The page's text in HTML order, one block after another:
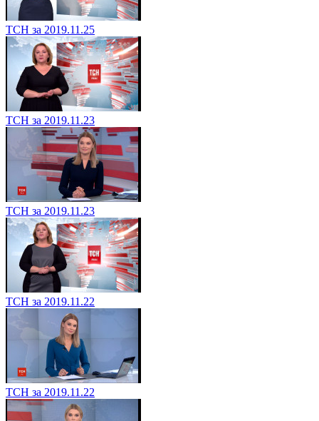
ТСН за 2019.11.25
ТСН за 2019.11.23
ТСН за 2019.11.23
ТСН за 2019.11.22
ТСН за 2019.11.22